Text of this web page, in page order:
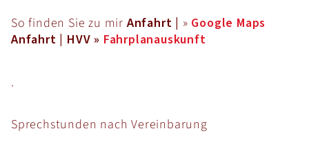
So finden Sie zu mirAnfahrt | » Google Maps
Anfahrt | HVV » Fahrplanauskunft
.
Sprechstunden nach Vereinbarung